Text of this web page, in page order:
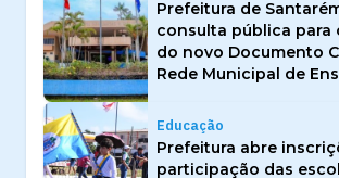
Prefeitura de
consulta pública para
do novo Documento
Rede Municipal de
Educação
Prefeitura abre
participação das